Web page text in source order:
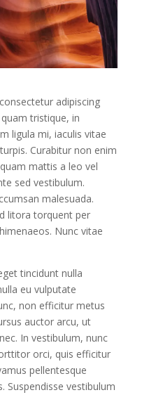
adipiscing
tristique, in
ligula mi, iaculis vitae
Curabitur non enim
mattis a leo vel
sed vestibulum.
malesuada.
litora torquent per
Nunc vitae
tincidunt nulla
eu vulputate
non efficitur metus
auctor arcu, ut
In vestibulum, nunc
orci, quis efficitur
pellentesque
Suspendisse vestibulum